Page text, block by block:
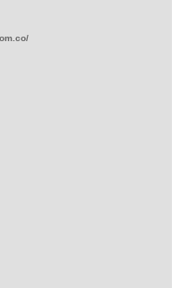
wp-